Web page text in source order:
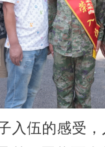
入伍的感受